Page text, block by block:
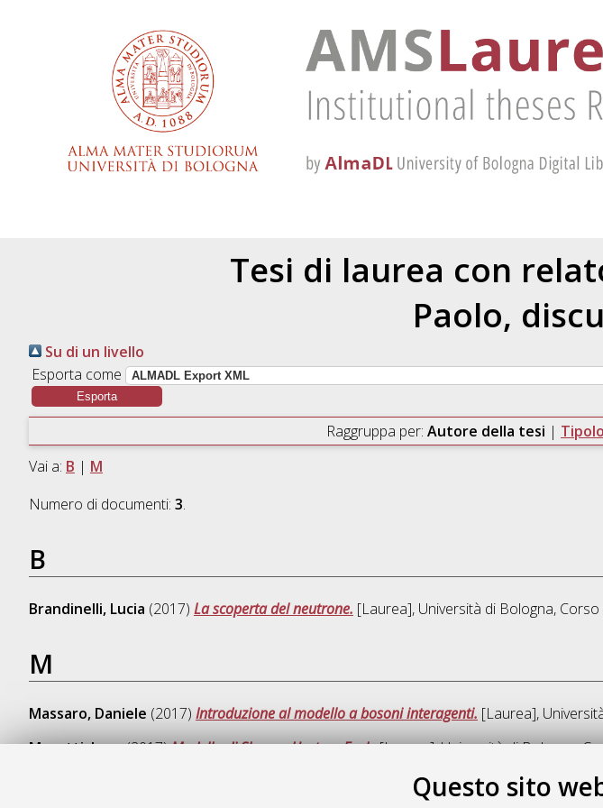
Questo sito
Tesi di laurea con
Paolo,
Su di un livello
Esporta come
Raggruppa per: Autore della tesi |
Vai a: B | M
Numero di documenti: 3.
B
Brandinelli, Lucia (2017) La scoperta del neutrone. [Laurea], Università di Bologna, Corso
M
Massaro, Daniele (2017) Introduzione al modello a bosoni interagenti. [Laurea],
Moretti, Luca(2017)Modello di Skyrme-Hartree-Fock.[Laurea], Università di Bologna,